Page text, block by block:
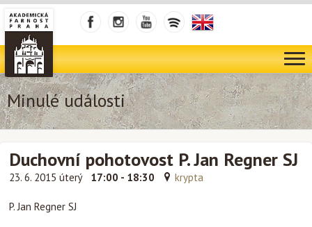
Minulé události
Duchovní pohotovost P. Jan Regner SJ
23. 6. 2015 úterý 17:00 - 18:30 krypta
P. Jan Regner SJ